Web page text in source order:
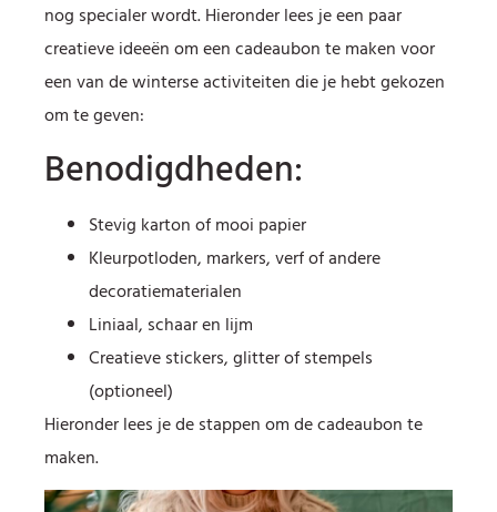
nog specialer wordt. Hieronder lees je een paar
creatieve ideeën om een cadeaubon te maken voor
een van de winterse activiteiten die je hebt gekozen
om te geven:
Benodigdheden:
Stevig karton of mooi papier
Kleurpotloden, markers, verf of andere
decoratiematerialen
Liniaal, schaar en lijm
Creatieve stickers, glitter of stempels
(optioneel)
Hieronder lees je de stappen om de cadeaubon te
maken.